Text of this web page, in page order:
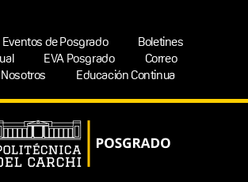
Eventos de Posgrado
Boletines
EVA Posgrado
Correo
Educación Continua